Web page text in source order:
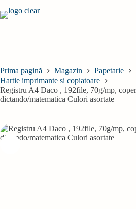
la
Prima pagină Magazin
Papetarie
Hartie imprimante si copiatoare
Registru A4 Daco , 192file, 70g/mp,
dictando/matematica Culori asortate